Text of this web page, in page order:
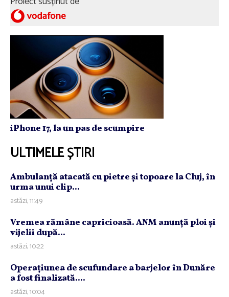
iPhone 17, la un pas de scumpire
ULTIMELE ȘTIRI
Ambulanţă atacată cu pietre şi topoare la Cluj, în
urma unui clip...
astăzi, 11:49
Vremea rămâne capricioasă. ANM anunţă ploi şi
vijelii după...
astăzi, 10:22
Operaţiunea de scufundare a barjelor în Dunăre
a fost finalizată....
astăzi, 10:04